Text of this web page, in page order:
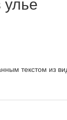
текстом из